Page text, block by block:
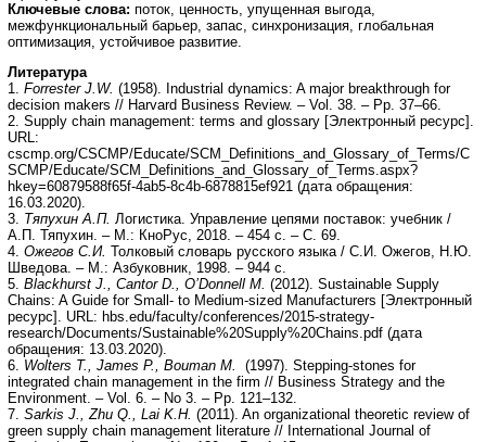
Ключевые слова: поток, ценность, упущенная выгода,
межфункциональный барьер, запас, синхронизация, глобальная
оптимизация, устойчивое развитие.
Литература
1. Forrester J.W. (1958). Industrial dynamics: A major breakthrough for
decision makers // Harvard Business Review. – Vol. 38. – Pp. 37–66.
2. Supply chain management: terms and glossary [Электронный ресурс].
URL:
cscmp.org/CSCMP/Educate/SCM_Definitions_and_Glossary_of_Terms/C
SCMP/Educate/SCM_Definitions_and_Glossary_of_Terms.aspx?
hkey=60879588f65f-4ab5-8c4b-6878815ef921 (дата обращения:
16.03.2020).
3. Тяпухин А.П. Логистика. Управление цепями поставок: учебник /
А.П. Тяпухин. – М.: КноРус, 2018. – 454 с. – С. 69.
4. Ожегов С.И. Толковый словарь русского языка / С.И. Ожегов, Н.Ю.
Шведова. – М.: Азбуковник, 1998. – 944 с.
5. Blackhurst J., Cantor D., O’Donnell M. (2012). Sustainable Supply
Chains: A Guide for Small- to Medium-sized Manufacturers [Электронный
ресурс]. URL: hbs.edu/faculty/conferences/2015-strategy-
research/Documents/Sustainable%20Supply%20Chains.pdf (дата
обращения: 13.03.2020).
6. Wolters T., James P., Bouman M.
(1997). Stepping-stones for
integrated chain management in the firm // Business Strategy and the
Environment. – Vol. 6. – No 3. – Pp. 121–132.
7. Sarkis J., Zhu Q., Lai K.H. (2011). An organizational theoretic review of
green supply chain management literature // International Journal of